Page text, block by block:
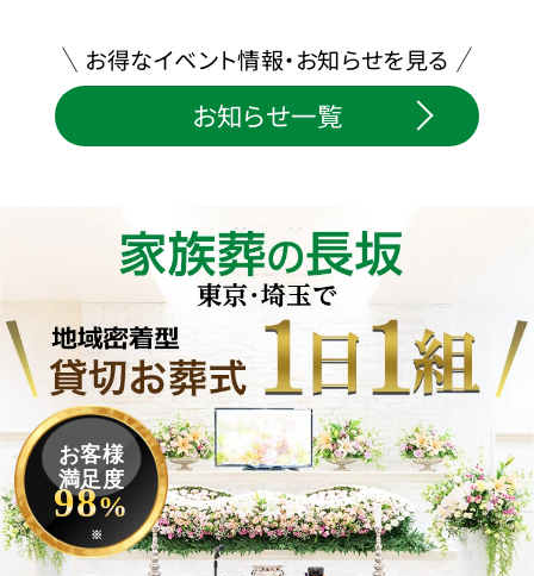
お得なイベント情報・お知らせを見る
お知らせ一覧
お客様
満足度
98%
※